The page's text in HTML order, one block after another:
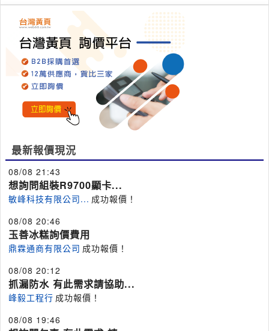
最新報價現況
08/08 21:43
想詢問組裝R9700顯卡...
敏峰科技有限公司... 成功報價！
08/08 20:46
玉善冰糕詢價費用
鼎霖通商有限公司 成功報價！
08/08 20:12
抓漏防水 有此需求請協助...
峰毅工程行 成功報價！
08/08 19:46